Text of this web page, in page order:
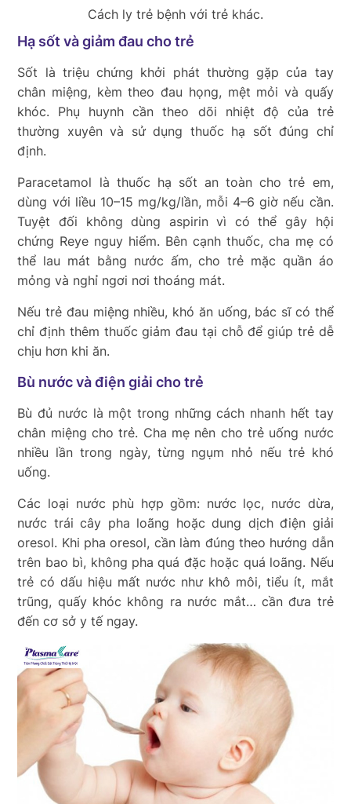
Cách ly trẻ bệnh với trẻ khác.
Hạ sốt và giảm đau cho trẻ
Sốt là triệu chứng khởi phát thường gặp của tay
chân miệng, kèm theo đau họng, mệt mỏi và quấy
khóc. Phụ huynh cần theo dõi nhiệt độ của trẻ
thường xuyên và sử dụng thuốc hạ sốt đúng chỉ
định.
Paracetamol là thuốc hạ sốt an toàn cho trẻ em,
dùng với liều 10–15 mg/kg/lần, mỗi 4–6 giờ nếu cần.
Tuyệt đối không dùng aspirin vì có thể gây hội
chứng Reye nguy hiểm. Bên cạnh thuốc, cha mẹ có
thể lau mát bằng nước ấm, cho trẻ mặc quần áo
mỏng và nghỉ ngơi nơi thoáng mát.
Nếu trẻ đau miệng nhiều, khó ăn uống, bác sĩ có thể
chỉ định thêm thuốc giảm đau tại chỗ để giúp trẻ dễ
chịu hơn khi ăn.
Bù nước và điện giải cho trẻ
Bù đủ nước là một trong những cách nhanh hết tay
chân miệng cho trẻ. Cha mẹ nên cho trẻ uống nước
nhiều lần trong ngày, từng ngụm nhỏ nếu trẻ khó
uống.
Các loại nước phù hợp gồm: nước lọc, nước dừa,
nước trái cây pha loãng hoặc dung dịch điện giải
oresol. Khi pha oresol, cần làm đúng theo hướng dẫn
trên bao bì, không pha quá đặc hoặc quá loãng. Nếu
trẻ có dấu hiệu mất nước như khô môi, tiểu ít, mắt
trũng, quấy khóc không ra nước mắt… cần đưa trẻ
đến cơ sở y tế ngay.